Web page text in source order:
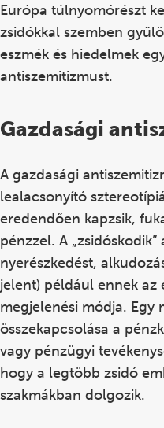
Európa túlnyomórészt
zsidókkal szemben
eszmék és hiedelmek
antiszemitizmust.
Gazdasági
A gazdasági
lealacsonyító
eredendően kapzsik,
pénzzel. A
nyerészkedést,
jelent) például ennek
megjelenési módja. Egy
összekapcsolása a
vagy pénzügyi
hogy a legtöbb zsidó
szakmákban dolgozik.